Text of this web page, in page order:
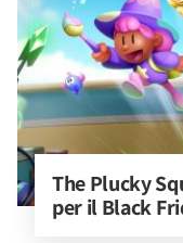
The Plucky
per il Black